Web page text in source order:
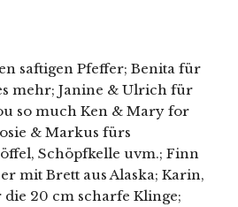
saftigen Pfeffer; Benita für
mehr; Janine & Ulrich für
so much Ken & Mary for
& Markus fürs
Schöpfkelle uvm.; Finn
mit Brett aus Alaska; Karin,
20 cm scharfe Klinge;